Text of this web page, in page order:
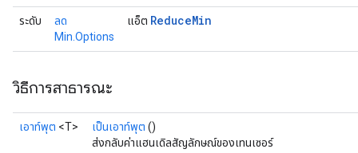
ระดับ
ลด
Min.Options
แอ็ต ReduceMin
วิธีการสาธารณะ
เอาท์พุต <T> เป็นเอาท์พุต ()
ส่งกลับค่าแฮนเดิลสัญลักษณ์ของเทนเซอร์